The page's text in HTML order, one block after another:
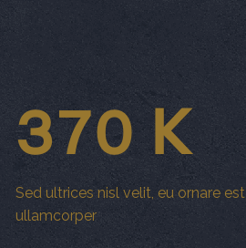
370 K
Sed ultrices nisl velit, eu ornare est
ullamcorper